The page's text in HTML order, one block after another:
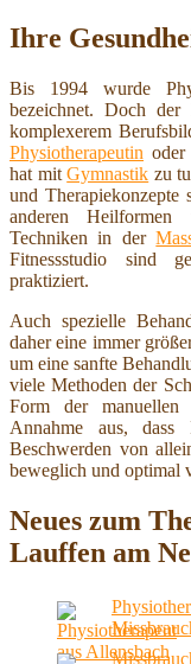
Ihre
Bis 1994 wurde
bezeichnet. Doch
komplexerem
Physiotherapeutin
hat mitGymnastik zu
und Therapiekonzepte
anderen
Techniken in der
Fitnessstudio sind
praktiziert.
Auch spezielle
daher eine immer
um eine sanfte
viele Methoden der
Form der
Annahme aus, dass
Beschwerden von
beweglich und optimal
Neues zum
Lauffen am